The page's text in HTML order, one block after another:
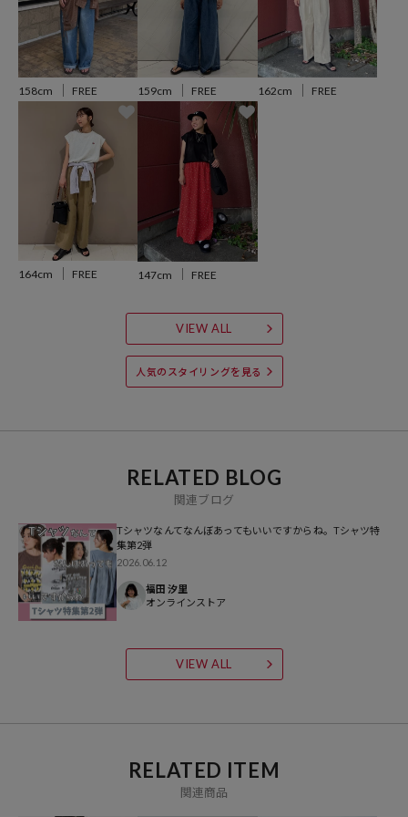
めるのも魅力の一枚です
おすすめコーディネート
裾を絞ってコンパクトに着ればワイドパンツやボリューム感あるボト
ムとも好相性。
そのままラフに着ればイージーパンツやナロースカート合わせで大人
カジュアルなスタイリングが完成します。
※こちらの商品は、弊社管理上のカラーを表記しております為、タグ
のカラー表記と異なる記載となっております。
ライトグレー：アッシュ
※掲載画像の商品の色味は、屋外や屋内の光の照射や角度により実物
と色味が異なる場合がございます。また表示のサイズ感と実物は若干
ンタグを必ずご確認下さい。
参考価格
5,995円（2026年6月9日時点）
※「参考価格」とは、Daytona Parkにおける対象商品の通常販売（先
アンダーウェア、プリント用Ｔシャツ市場ではTOPブランドとしての
地位を確立しています。古くからアメリカ人のライフスタイルに溶け
158cm FREE 159cm FREE 162cm FREE
164cm FREE 147cm FREE
VIEW ALL
人気のスタイリングを見る
RELATED BLOG
関連ブログ
Tシャツなんてなんぼあってもいいですからね。Tシャツ特
集第2弾
2026.06.12
福田 汐里
オンラインストア
VIEW ALL
RELATED ITEM
関連商品